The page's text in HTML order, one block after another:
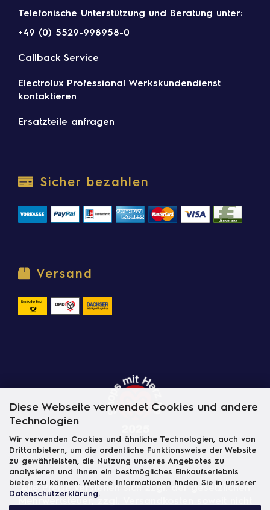
Diese Webseite verwendet Cookies und andere
Technologien
Wir verwenden Cookies und ähnliche Technologien, auch von
Drittanbietern, um die ordentliche Funktionsweise der Website
zu gewährleisten, die Nutzung unseres Angebotes zu
analysieren und Ihnen ein bestmögliches Einkaufserlebnis
bieten zu können. Weitere Informationen finden Sie in unserer
Datenschutzerklärung.
Telefonische Unterstützung und Beratung unter:
+49 (0) 5529-998958-0
Callback Service
Electrolux Professional Werkskundendienst
kontaktieren
Ersatzteile anfragen
Sicher bezahlen
Versand
Alle Preise verstehen sich zzgl. der gesetzlichen
Mehrwertsteuer, zzgl.